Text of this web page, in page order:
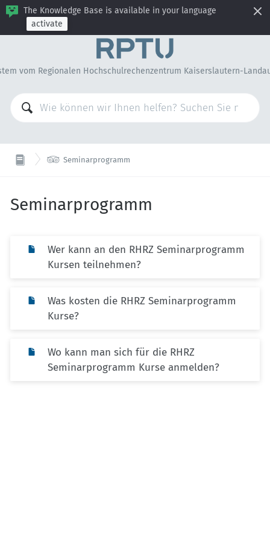
The Knowledge Base is available in your language
activate
vom Regionalen Hochschulrechenzentrum Kaiserslautern-
 Seminarprogramm
Seminarprogramm
Wer kann an den RHRZ Seminarprogramm
Kursen teilnehmen?
Was kosten die RHRZ Seminarprogramm
Kurse?
Wo kann man sich für die RHRZ
Seminarprogramm Kurse anmelden?